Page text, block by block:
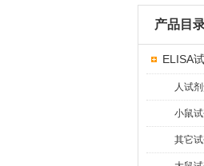
产品目
ELISA
人试
小鼠
其它